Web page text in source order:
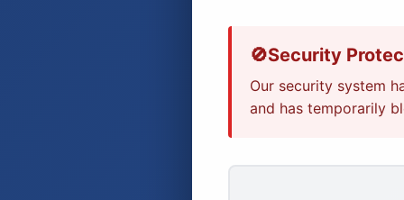
🚫Security
Our security system
and has temporarily